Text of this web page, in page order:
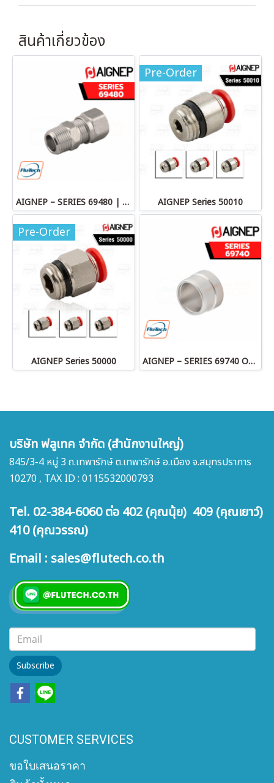
สินค้าเกี่ยวข้อง
AIGNEP – SERIES 69480 | STRAIGHT MALE ADAPTOR
Pre-Order
AIGNEP Series 50010
Pre-Order
AIGNEP Series 50000 AIGNEP – SERIES 69740 OLIVE
บริษัท ฟลูเทค จำกัด (สำนักงานใหญ่)
845/3-4 หมู่ 3 ถ.เทพารักษ์ ต.เทพารักษ์ อ.เมือง จ.สมุทรปราการ
10270 , TAX ID : 0115532000793
Tel. 02-384-6060 ต่อ 402 (คุณนุ้ย) 409 (คุณเยาว์)
410 (คุณวรรณ)
Email : sales@flutech.co.th
Subscribe
CUSTOMER SERVICES
ขอใบเสนอราคา